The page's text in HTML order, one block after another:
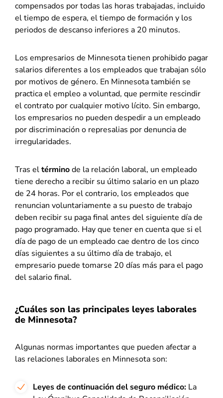
compensados por todas las horas trabajadas, incluido
el tiempo de espera, el tiempo de formación y los
periodos de descanso inferiores a 20 minutos.
Los empresarios de Minnesota tienen prohibido pagar
salarios diferentes a los empleados que trabajan sólo
por motivos de género. En Minnesota también se
practica el empleo a voluntad, que permite rescindir
el contrato por cualquier motivo lícito. Sin embargo,
los empresarios no pueden despedir a un empleado
por discriminación o represalias por denuncia de
irregularidades.
Tras eltérminode la relación laboral, un empleado
tiene derecho a recibir su último salario en un plazo
de 24 horas. Por el contrario, los empleados que
renuncian voluntariamente a su puesto de trabajo
deben recibir su paga final antes del siguiente día de
pago programado. Hay que tener en cuenta que si el
día de pago de un empleado cae dentro de los cinco
días siguientes a su último día de trabajo, el
empresario puede tomarse 20 días más para el pago
del salario final.
¿Cuáles son las principales leyes laborales
de Minnesota?
Algunas normas importantes que pueden afectar a
las relaciones laborales en Minnesota son:
Leyes de continuación del seguro médico: La